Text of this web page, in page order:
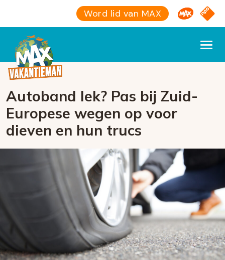
Word lid van MAX Omroep
NPO
Autoband lek? Pas bij Zuid-
Europese wegen op voor
dieven en hun trucs